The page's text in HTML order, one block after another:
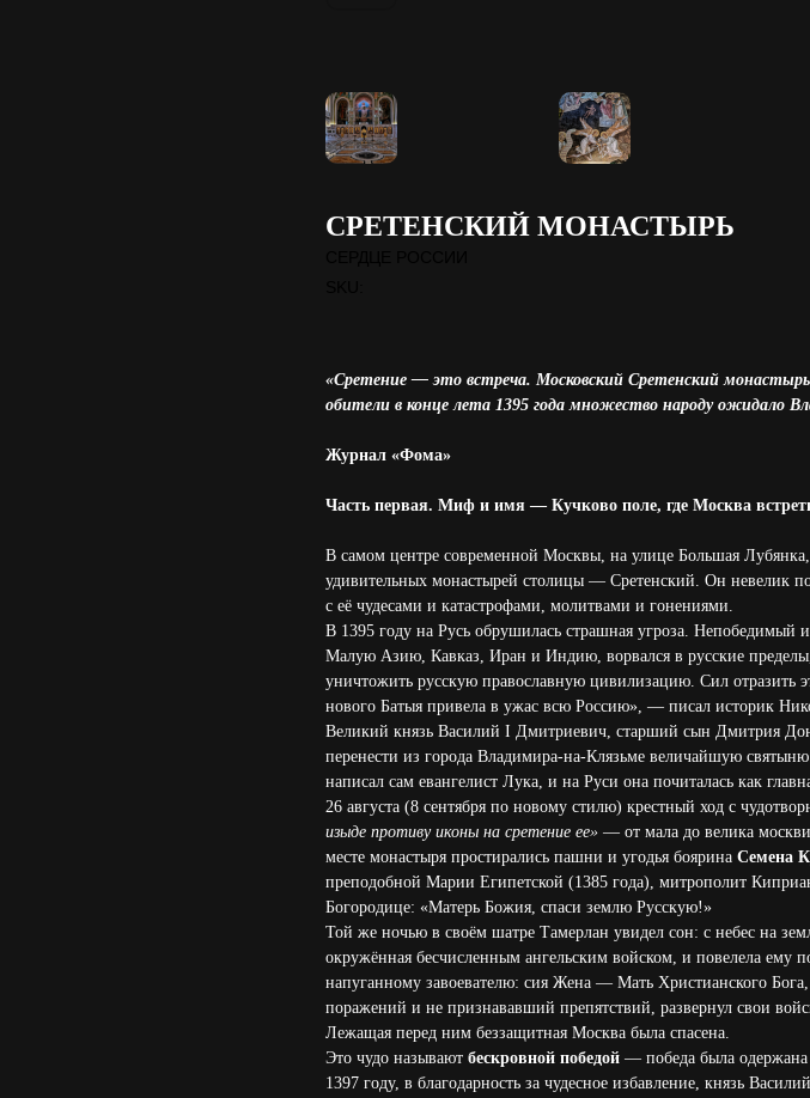
СРЕТЕНСКИЙ МОНАСТЫРЬ
«Сретение — это встреча. Московский Сретенский
обители в конце лета 1395 года множество народу ожидало
Журнал «Фома»
Часть первая. Миф и имя — Кучково поле, где Москва
В самом центре современной Москвы, на улице Большая
удивительных монастырей столицы — Сретенский. Он невелик
с её чудесами и катастрофами, молитвами и гонениями.
В 1395 году на Русь обрушилась страшная угроза.
Малую Азию, Кавказ, Иран и Индию, ворвался в русские
уничтожить русскую православную цивилизацию. Сил отразить
нового Батыя привела в ужас всю Россию», — писал историк
Великий князь Василий I Дмитриевич, старший сын Дмитрия
перенести из города Владимира-на-Клязьме величайшую
написал сам евангелист Лука, и на Руси она почиталась как
26 августа (8 сентября по новому стилю) крестный ход с
изыде противу иконы на сретение ее» — от мала до велика
месте монастыря простирались пашни и угодья боярина Семена
преподобной Марии Египетской (1385 года), митрополит
Богородице: «Матерь Божия, спаси землю Русскую!»
Той же ночью в своём шатре Тамерлан увидел сон: с небес на
окружённая бесчисленным ангельским войском, и повелела ему
напуганному завоевателю: сия Жена — Мать Христианского
поражений и не признававший препятствий, развернул свои
Лежащая перед ним беззащитная Москва была спасена.
Это чудо называют бескровной победой — победа была
1397 году, в благодарность за чудесное избавление, князь